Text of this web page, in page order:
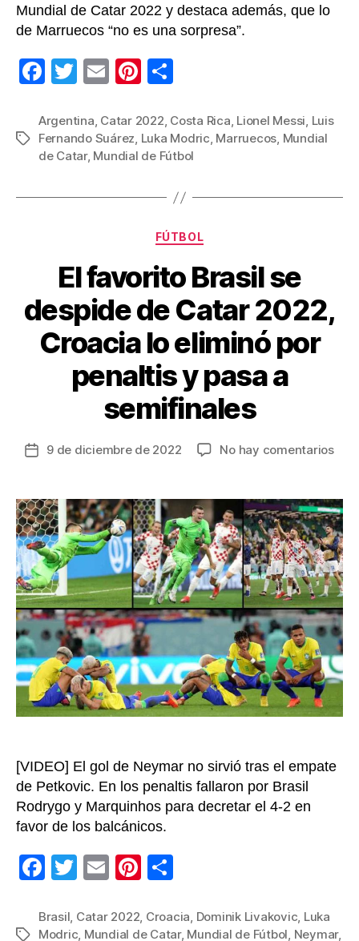
Mundial de Catar 2022 y destaca además, que lo
de Marruecos “no es una sorpresa”.
F
c
e
o
T
tt
er
E
ail
Pi
er
e
m
p
tir
Etiquetas
Argentina, Catar 2022, Costa Rica, Lionel Messi, Luis
Fernando Suárez, Luka Modric, Marruecos, Mundial
de Catar, Mundial de Fútbol
Categorías
FÚTBOL
El favorito Brasil se
despide de Catar 2022,
Croacia lo eliminó por
penaltis y pasa a
semifinales
Fecha
entrada
9 de diciembre de 2022 No hay comentariosen
se
de
lo
por
[VIDEO] El gol de Neymar no sirvió tras el empate
de Petkovic. En los penaltis fallaron por Brasil
Rodrygo y Marquinhos para decretar el 4-2 en
favor de los balcánicos.
F
c
T
tt
E
ail
Pi
er m
Etiquetas
Brasil, Catar 2022, Croacia, Dominik Livakovic, Luka
Modric, Mundial de Catar, Mundial de Fútbol, Neymar,